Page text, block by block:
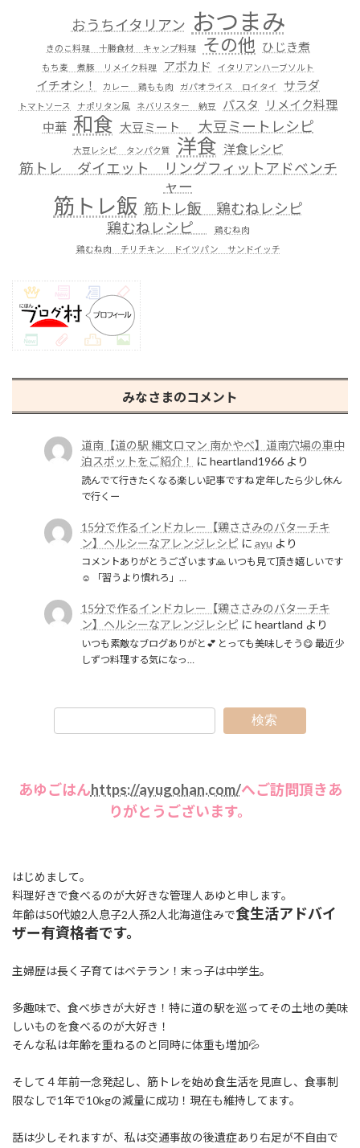
おうちイタリアン おつまみ
きのこ料理 十勝食材 キャンプ料理 その他 ひじき煮
もち麦 煮豚 リメイク料理 アボカド イタリアンハーブソルト
イチオシ！ カレー 鶏もも肉 ガパオライス ロイタイ サラダ
トマトソース ナポリタン風 ネバリスター 納豆 パスタ
リメイク料理
中華 和食 大豆ミート 大豆ミートレシピ
大豆レシピ タンパク質 洋食 洋食レシピ
筋トレ ダイエット リングフィットアドベンチ
ャー
筋トレ飯 筋トレ飯 鶏むねレシピ
鶏むねレシピ
鶏むね肉
鶏むね肉 チリチキン ドイツパン サンドイッチ
みなさまのコメント
道南【道の駅 縄文ロマン 南かやべ】道南穴場の車中
泊スポットをご紹介！
に heartland1966より
読んでて行きたくなる楽しい記事ですね 定年したら少し休ん
で行くー
15分で作るインドカレー【鶏ささみのバターチキ
ン】ヘルシーなアレンジレシピ に ayu より
コメントありがとうございます🙏 いつも見て頂き嬉しいです
☺️ 「習うより慣れろ」…
15分で作るインドカレー【鶏ささみのバターチキ
ン】ヘルシーなアレンジレシピ に heartland より
いつも素敵なブログありがと💕 とっても美味しそう😋 最近少
しずつ料理する気になっ…
検索
あゆごはんhttps://ayugohan.com/へご訪問頂きあ
りがとうございます。
はじめまして。
料理好きで食べるのが大好きな管理人あゆと申します。
年齢は50代娘2人息子2人孫2人北海道住みで食生活アドバイ
ザー有資格者です。
主婦歴は長く子育てはベテラン！末っ子は中学生。
多趣味で、食べ歩きが大好き！特に道の駅を巡ってその土地の美味
しいものを食べるのが大好き！
そんな私は年齢を重ねるのと同時に体重も増加💦
そして４年前一念発起し、筋トレを始め食生活を見直し、食事制
限なしで1年で10kgの減量に成功！現在も維持してます。
話は少しそれますが、私は交通事故の後遺症あり右足が不自由で